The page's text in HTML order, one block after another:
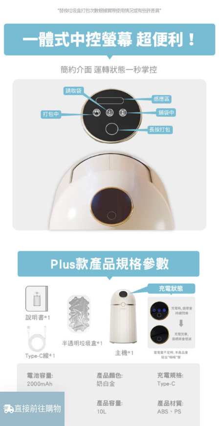
直接前往購物